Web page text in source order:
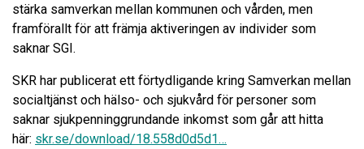
stärka samverkan mellan kommunen och vården, men
framförallt för att främja aktiveringen av individer som
saknar SGI.
SKR har publicerat ett förtydligande kring Samverkan mellan
socialtjänst och hälso- och sjukvård för personer som
saknar sjukpenninggrundande inkomst som går att hitta
här: skr.se/download/18.558d0d5d1…